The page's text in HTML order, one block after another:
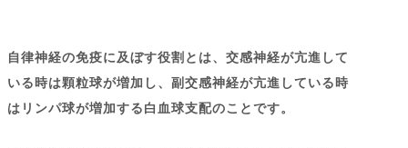
自律神経の免疫に及ぼす役割とは、交感神経が亢進して
いる時は顆粒球が増加し、副交感神経が亢進している時
はリンパ球が増加する白血球支配のことです。